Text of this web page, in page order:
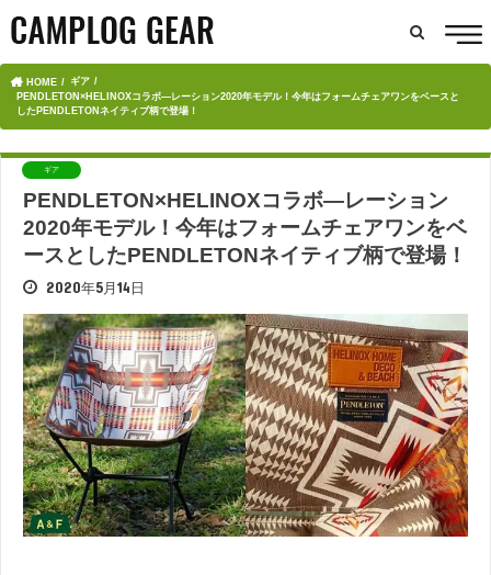
HOME
ギア
PENDLETON×HELINOXコラボ―レーション2020年モデル！今年はフォームチェアワンをベースと
したPENDLETONネイティブ柄で登場！
ギア
PENDLETON×HELINOXコラボ―レーション
2020年モデル！今年はフォームチェアワンをベ
ースとしたPENDLETONネイティブ柄で登場！
2020年5月14日